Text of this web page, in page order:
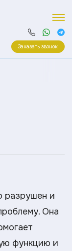
Заказать звонок
разрушен и
Она
функцию и